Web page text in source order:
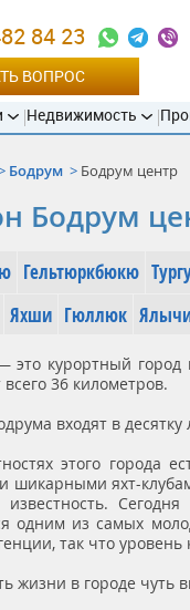
84 23
ВОПРОС
Недвижимость
Бодрум Бодрум центр
Бодрум
Гельтюркбюкю
Яхши Гюллюк
это курортный город
всего 36 километров.
входят в
этого города
шикарными яхт-
известность.
одним из самых
так что
жизни в городе чуть